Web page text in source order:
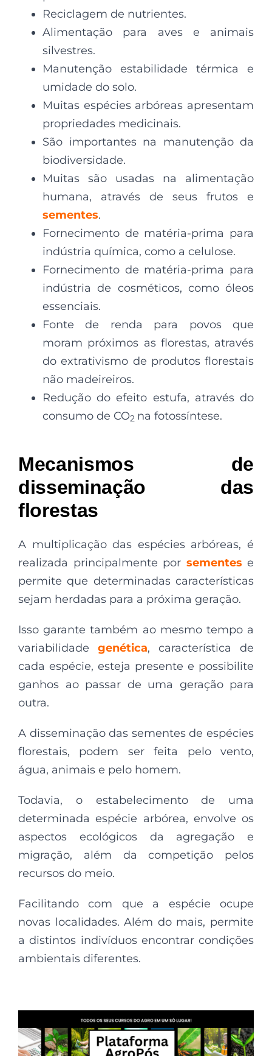
Reciclagem de nutrientes.
Alimentação para aves e animais
silvestres.
Manutenção estabilidade térmica e
umidade do solo.
Muitas espécies arbóreas apresentam
propriedades medicinais.
São importantes na manutenção da
biodiversidade.
Muitas são usadas na alimentação
humana, através de seus frutos e
sementes.
Fornecimento de matéria-prima para
indústria química, como a celulose.
Fornecimento de matéria-prima para
indústria de cosméticos, como óleos
essenciais.
Fonte de renda para povos que
moram próximos as florestas, através
do extrativismo de produtos florestais
não madeireiros.
Redução do efeito estufa, através do
consumo de CO2 na fotossíntese.
Mecanismos de
disseminação das
florestas
A multiplicação das espécies arbóreas, é
realizada principalmente por sementes e
permite que determinadas características
sejam herdadas para a próxima geração.
Isso garante também ao mesmo tempo a
variabilidade genética, característica de
cada espécie, esteja presente e possibilite
ganhos ao passar de uma geração para
outra.
A disseminação das sementes de espécies
florestais, podem ser feita pelo vento,
água, animais e pelo homem.
Todavia, o estabelecimento de uma
determinada espécie arbórea, envolve os
aspectos ecológicos da agregação e
migração, além da competição pelos
recursos do meio.
Facilitando com que a espécie ocupe
novas localidades. Além do mais, permite
a distintos indivíduos encontrar condições
ambientais diferentes.